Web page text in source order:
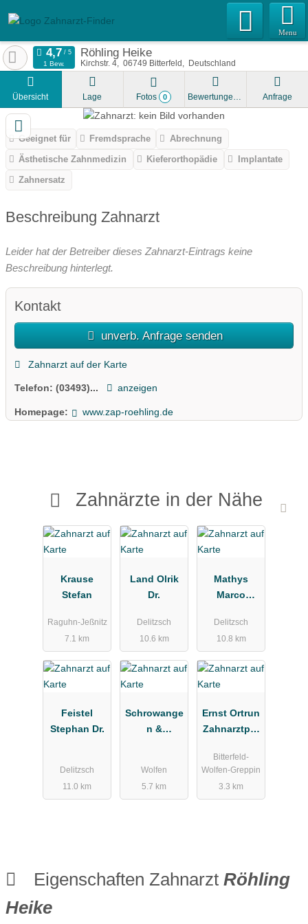
Menu
Röhling Heike
Kirchstr. 4 06749 Bitterfeld Deutschland
1 Bew.
Übersicht Lage Fotos 0 Bewertungen Anfrage
Geeignet für Fremdsprache
Abrechnung
Ästhetische Zahnmedizin
Kieferorthopädie
Implantate
Zahnersatz
Beschreibung Zahnarzt
Leider hat der Betreiber dieses Zahnarzt-Eintrags keine
Beschreibung hinterlegt.
Kontakt
unverb. Anfrage senden
Zahnarzt auf der Karte
Telefon: (03493)... anzeigen
Homepage: www.zap-roehling.de
Zahnärzte in der Nähe
Krause
Stefan
Raguhn-Jeßnitz
7.1 km
Land Olrik
Dr.
Delitzsch
10.6 km
Mathys
Marco
Delitzsch
10.8 km
Feistel
Stephan Dr.
Delitzsch
11.0 km
Schrowange
n &
ngsgesellsc
haft mbH
Wolfen
5.7 km
Ernst Ortrun
Zahnarztpra
Bitterfeld-
Wolfen-Greppin
3.3 km
Eigenschaften Zahnarzt Röhling
Heike